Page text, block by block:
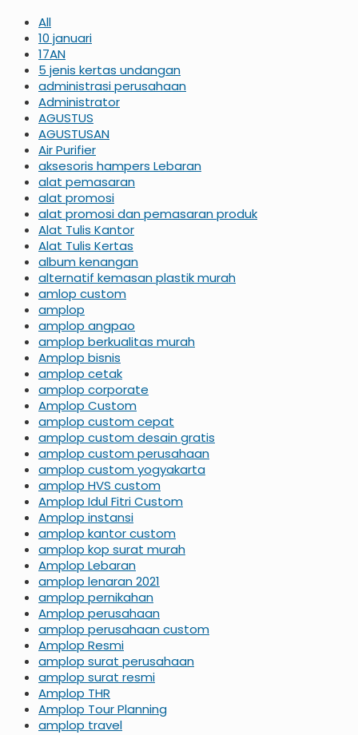
All
10 januari
17AN
5 jenis kertas undangan
administrasi perusahaan
Administrator
AGUSTUS
AGUSTUSAN
Air Purifier
aksesoris hampers Lebaran
alat pemasaran
alat promosi
alat promosi dan pemasaran produk
Alat Tulis Kantor
Alat Tulis Kertas
album kenangan
alternatif kemasan plastik murah
amlop custom
amplop
amplop angpao
amplop berkualitas murah
Amplop bisnis
amplop cetak
amplop corporate
Amplop Custom
amplop custom cepat
amplop custom desain gratis
amplop custom perusahaan
amplop custom yogyakarta
amplop HVS custom
Amplop Idul Fitri Custom
Amplop instansi
amplop kantor custom
amplop kop surat murah
Amplop Lebaran
amplop lenaran 2021
amplop pernikahan
Amplop perusahaan
amplop perusahaan custom
Amplop Resmi
amplop surat perusahaan
amplop surat resmi
Amplop THR
Amplop Tour Planning
amplop travel